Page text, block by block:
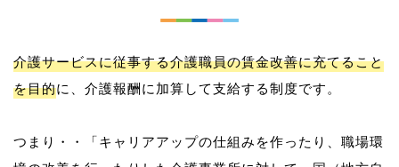
介護サービスに従事する介護職員の賃金改善に充てること
を目的に、介護報酬に加算して支給する制度です。
つまり・・「キャリアアップの仕組みを作ったり、職場環